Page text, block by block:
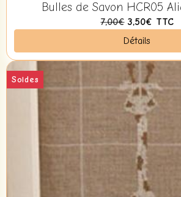
Bulles de Savon HCR05
7,00€ 3,50€ TTC
Détails
Soldes